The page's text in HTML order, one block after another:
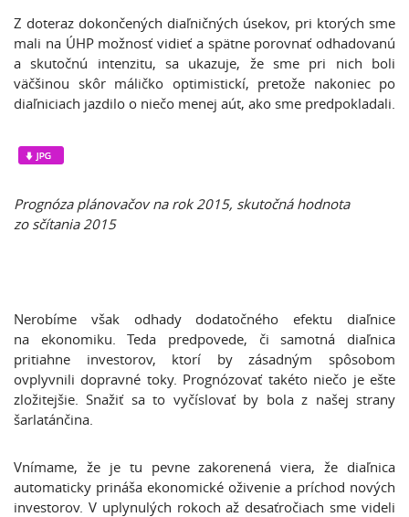
Z doteraz dokončených diaľničných úsekov, pri ktorých sme
mali na ÚHP možnosť vidieť a spätne porovnať odhadovanú
a skutočnú intenzitu, sa ukazuje, že sme pri nich boli
väčšinou skôr máličko optimistickí, pretože nakoniec po
diaľniciach jazdilo o niečo menej aút, ako sme predpokladali.
Prognóza plánovačov na rok 2015, skutočná hodnota
zo sčítania 2015
Nerobíme však odhady dodatočného efektu diaľnice
na ekonomiku. Teda predpovede, či samotná diaľnica
pritiahne investorov, ktorí by zásadným spôsobom
ovplyvnili dopravné toky. Prognózovať takéto niečo je ešte
zložitejšie. Snažiť sa to vyčíslovať by bola z našej strany
šarlatánčina.
Vnímame, že je tu pevne zakorenená viera, že diaľnica
automaticky prináša ekonomické oživenie a príchod nových
investorov. V uplynulých rokoch až desaťročiach sme videli